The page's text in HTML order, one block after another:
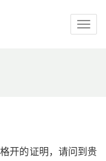
开的证明，请问到贵